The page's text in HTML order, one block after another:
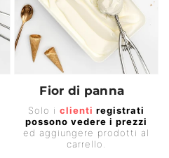
Fior di panna
Prezzo
di
Solo i clienti registrati
possono vedere i prezzi
ed aggiungere prodotti al
carrello.